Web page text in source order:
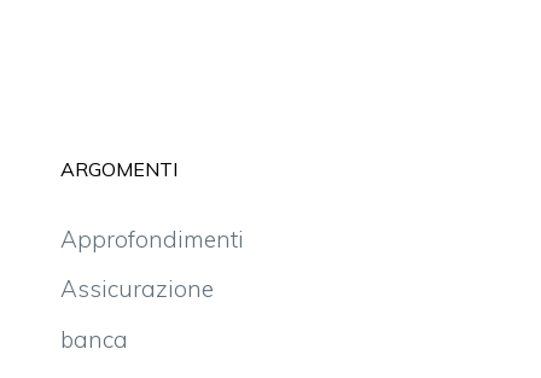
ARGOMENTI
Approfondimenti
Assicurazione
banca